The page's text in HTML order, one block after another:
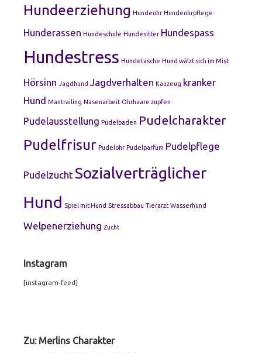
Hundeerziehung Hundeohr Hundeohrpflege
Hunderassen Hundeschule Hundesitter Hundespass
Hundestress Hundetasche Hund wälzt sich im Mist
Hörsinn Jagdhund Jagdverhalten Kauzeug kranker
Hund Mantrailing Nasenarbeit Ohrhaare zupfen
Pudelausstellung Pudelbaden Pudelcharakter
Pudelfrisur Pudelohr Pudelparfüm Pudelpflege
Pudelzucht Sozialverträglicher
Hund Spiel mit Hund Stressabbau Tierarzt Wasserhund
Welpenerziehung Zucht
Instagram
[instagram-feed]
Widgets
Zu: Merlins Charakter